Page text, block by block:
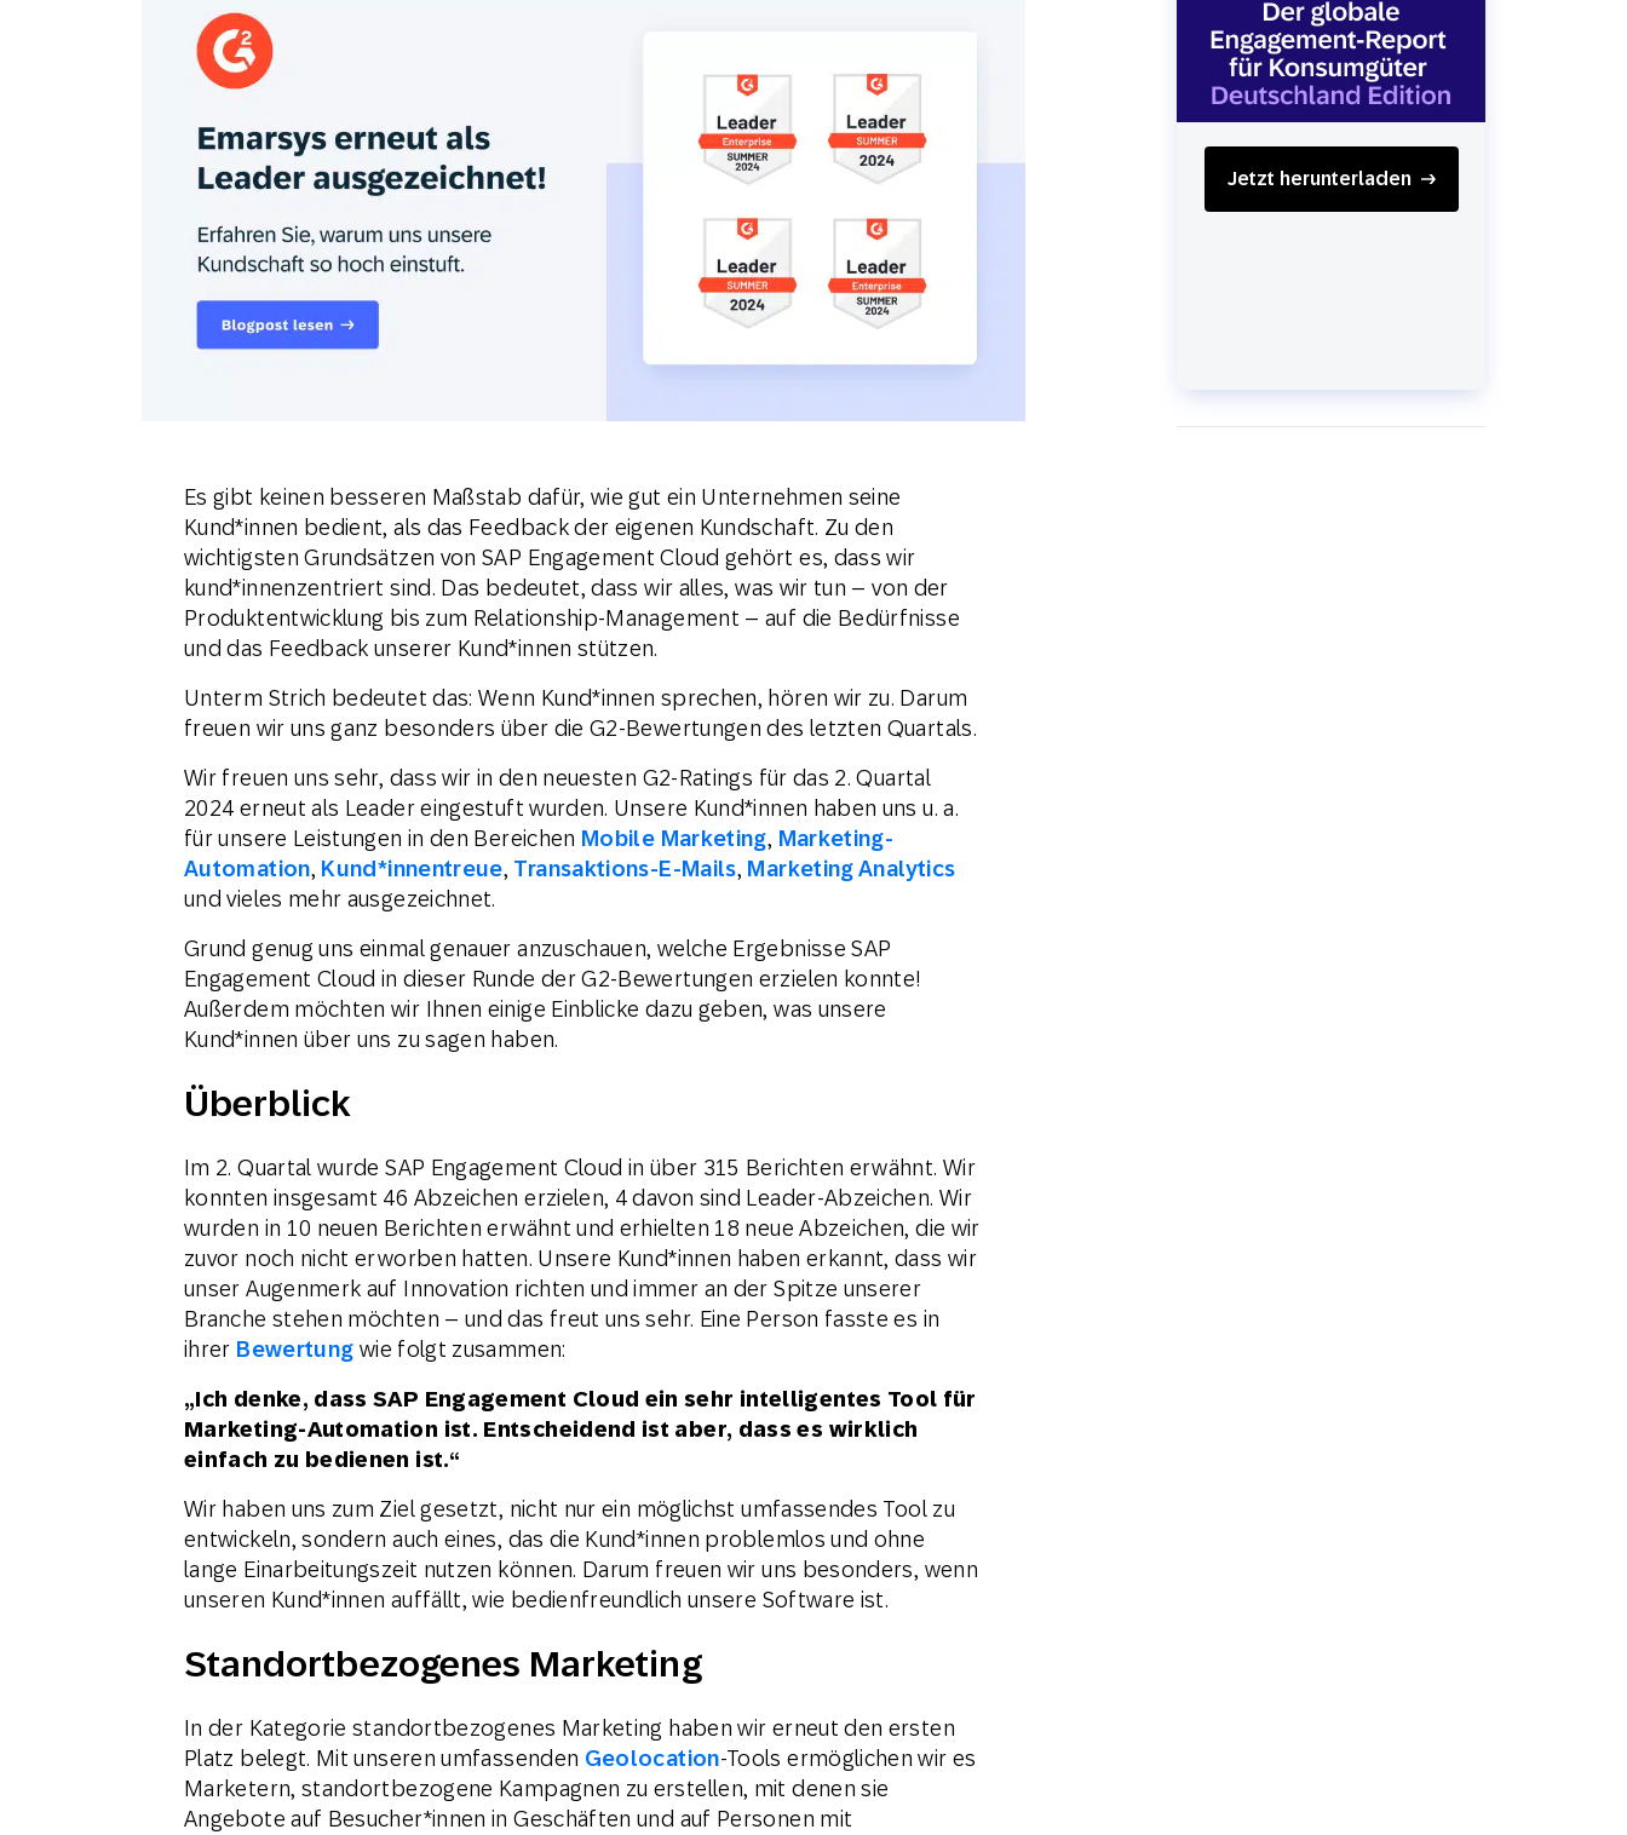
Mobile Wallet
Conversational
Messaging
Contact
Center
Es gibt keinen besseren Maßstab dafür, wie gut ein Unternehmen seine
Kund*innen bedient, als das Feedback der eigenen Kundschaft. Zu den
wichtigsten Grundsätzen von SAP Engagement Cloud gehört es, dass wir
kund*innenzentriert sind. Das bedeutet, dass wir alles, was wir tun – von der
Produktentwicklung bis zum Relationship-Management – auf die Bedürfnisse
und das Feedback unserer Kund*innen stützen.
Unterm Strich bedeutet das: Wenn Kund*innen sprechen, hören wir zu. Darum
freuen wir uns ganz besonders über die G2-Bewertungen des letzten Quartals.
Wir freuen uns sehr, dass wir in den neuesten G2-Ratings für das 2. Quartal
2024 erneut als Leader eingestuft wurden. Unsere Kund*innen haben uns u. a.
für unsere Leistungen in den Bereichen Mobile Marketing, Marketing-
Automation, Kund*innentreue, Transaktions-E-Mails, Marketing Analytics
und vieles mehr ausgezeichnet.
Grund genug uns einmal genauer anzuschauen, welche Ergebnisse SAP
Engagement Cloud in dieser Runde der G2-Bewertungen erzielen konnte!
Außerdem möchten wir Ihnen einige Einblicke dazu geben, was unsere
Kund*innen über uns zu sagen haben.
Überblick
Im 2. Quartal wurde SAP Engagement Cloud in über 315 Berichten erwähnt. Wir
konnten insgesamt 46 Abzeichen erzielen, 4 davon sind Leader-Abzeichen. Wir
wurden in 10 neuen Berichten erwähnt und erhielten 18 neue Abzeichen, die wir
zuvor noch nicht erworben hatten. Unsere Kund*innen haben erkannt, dass wir
unser Augenmerk auf Innovation richten und immer an der Spitze unserer
Branche stehen möchten – und das freut uns sehr. Eine Person fasste es in
ihrer Bewertung wie folgt zusammen:
„Ich denke, dass SAP Engagement Cloud ein sehr intelligentes Tool für
Marketing-Automation ist. Entscheidend ist aber, dass es wirklich
einfach zu bedienen ist.“
Wir haben uns zum Ziel gesetzt, nicht nur ein möglichst umfassendes Tool zu
entwickeln, sondern auch eines, das die Kund*innen problemlos und ohne
lange Einarbeitungszeit nutzen können. Darum freuen wir uns besonders, wenn
unseren Kund*innen auffällt, wie bedienfreundlich unsere Software ist.
Standortbezogenes Marketing
In der Kategorie standortbezogenes Marketing haben wir erneut den ersten
Platz belegt. Mit unseren umfassenden Geolocation-Tools ermöglichen wir es
Marketern, standortbezogene Kampagnen zu erstellen, mit denen sie
Angebote auf Besucher*innen in Geschäften und auf Personen mit
Jetzt herunterladen